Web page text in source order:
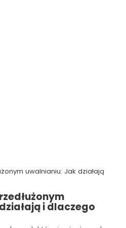
i dlaczego